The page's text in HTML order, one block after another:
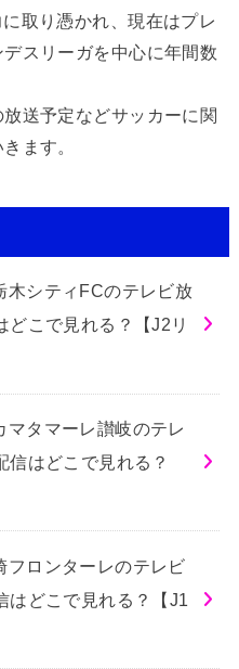
取り憑かれ、現在はプレ
スリーガを中心に年間数
送予定などサッカーに関
ます。
木シティFCのテレビ放
どこで見れる？【J2リ
タマーレ讃岐のテレ
信はどこで見れる？
フロンターレのテレビ
はどこで見れる？【J1